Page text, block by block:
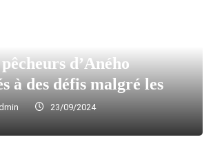
d’Aného
à des défis malgré les
23/09/2024